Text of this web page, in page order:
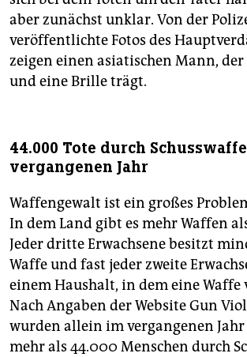
aber zunächst unklar. Von der
veröffentlichte Fotos des
zeigen einen asiatischen Mann,
und eine Brille trägt.
44.000 Tote durch
vergangenen Jahr
Waffengewalt ist ein großes
In dem Land gibt es mehr Waffen
Jeder dritte Erwachsene besitzt
Waffe und fast jeder zweite
einem Haushalt, in dem eine Waffe
Nach Angaben der Website Gun
wurden allein im vergangenen Jahr
mehr als 44.000 Menschen durch